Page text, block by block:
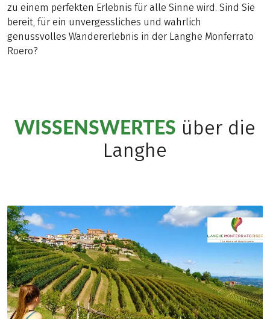
zu einem perfekten Erlebnis für alle Sinne wird. Sind Sie
bereit, für ein unvergessliches und wahrlich
genussvolles Wandererlebnis in der Langhe Monferrato
Roero?
WISSENSWERTES über die
Langhe